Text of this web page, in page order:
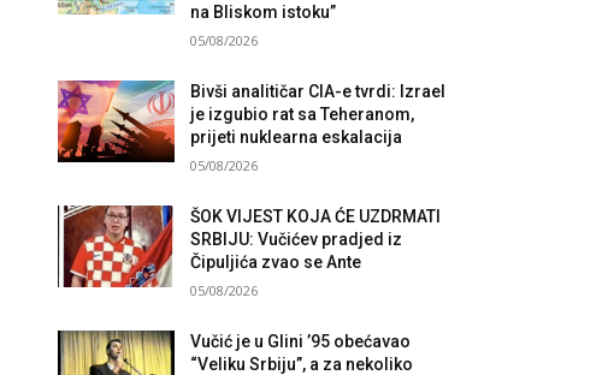
na Bliskom istoku”
05/08/2026
Bivši analitičar CIA-e tvrdi: Izrael
je izgubio rat sa Teheranom,
prijeti nuklearna eskalacija
05/08/2026
ŠOK VIJEST KOJA ĆE UZDRMATI
SRBIJU: Vučićev pradjed iz
Čipuljića zvao se Ante
05/08/2026
Vučić je u Glini ’95 obećavao
“Veliku Srbiju”, a za nekoliko